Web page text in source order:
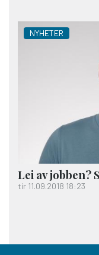
NYHETER
Lei av jobben?
tir 11.09.2018 18:23